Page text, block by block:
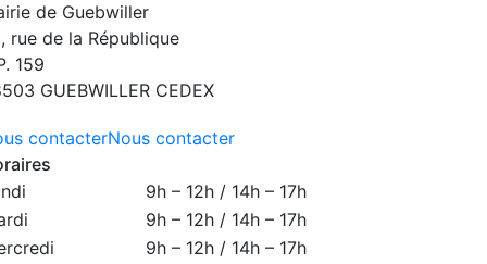
de Guebwiller
rue de la République
159
GUEBWILLER CEDEX
contacterNous contacter
9h – 12h / 14h – 17h
9h – 12h / 14h – 17h
9h – 12h / 14h – 17h